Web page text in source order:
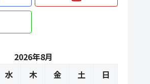
2026年8月
水 木 金 土 日